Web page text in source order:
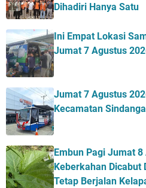
Dihadiri Hanya Satu
Ini Empat Lokasi
Jumat 7 Agustus
Jumat 7 Agustus
Kecamatan
Embun Pagi Jumat
Keberkahan Dicabut
Tetap Berjalan